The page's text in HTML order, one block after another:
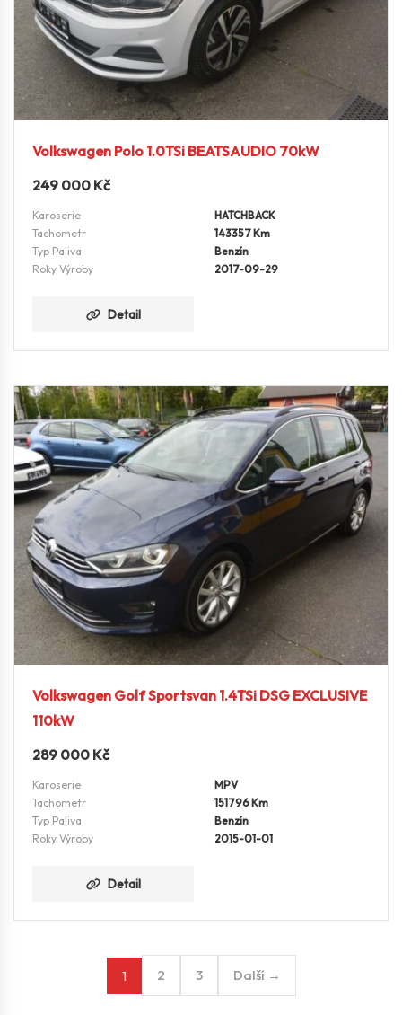
Volkswagen Polo 1.0TSi BEATSAUDIO 70kW
249 000 Kč
Karoserie
HATCHBACK
Tachometr
143357 Km
Typ Paliva
Benzín
Roky Výroby
2017-09-29
Detail
Volkswagen Golf Sportsvan 1.4TSi DSG EXCLUSIVE
110kW
289 000 Kč
Karoserie
MPV
Tachometr
151796 Km
Typ Paliva
Benzín
Roky Výroby
2015-01-01
Detail
1 2 3 Další →